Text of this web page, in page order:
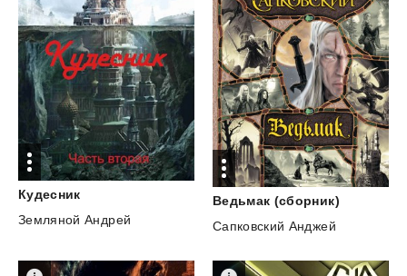
Кудесник
Земляной Андрей
Ведьмак (сборник)
Сапковский Анджей